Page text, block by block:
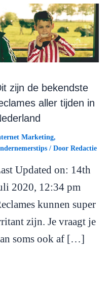
zijn de bekendste
aller tijden in
Marketing,
/ Door Redactie
Updated on: 14th
2020, 12:34 pm
kunnen super
zijn. Je vraagt je
soms ook af […]